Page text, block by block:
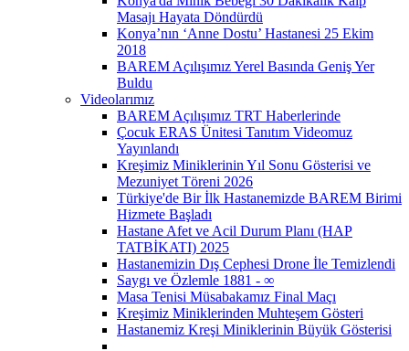
Masajı Hayata Döndürdü
Konya’nın ‘Anne Dostu’ Hastanesi 25 Ekim
2018
BAREM Açılışımız Yerel Basında Geniş Yer
Buldu
Videolarımız
BAREM Açılışımız TRT Haberlerinde
Çocuk ERAS Ünitesi Tanıtım Videomuz
Yayınlandı
Kreşimiz Miniklerinin Yıl Sonu Gösterisi ve
Mezuniyet Töreni 2026
Türkiye'de Bir İlk Hastanemizde BAREM Birimi
Hizmete Başladı
Hastane Afet ve Acil Durum Planı (HAP
TATBİKATI) 2025
Hastanemizin Dış Cephesi Drone İle Temizlendi
Saygı ve Özlemle 1881 - ∞
Masa Tenisi Müsabakamız Final Maçı
Kreşimiz Miniklerinden Muhteşem Gösteri
Hastanemiz Kreşi Miniklerinin Büyük Gösterisi